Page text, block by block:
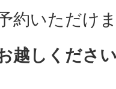
約いただけ
越しくださ